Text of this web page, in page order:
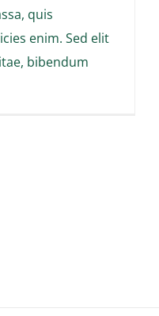
quis
enim. Sed elit
bibendum